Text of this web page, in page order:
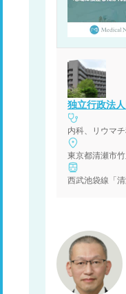
独立行政法
内科、リウマ
東京都清瀬市
西武池袋線「